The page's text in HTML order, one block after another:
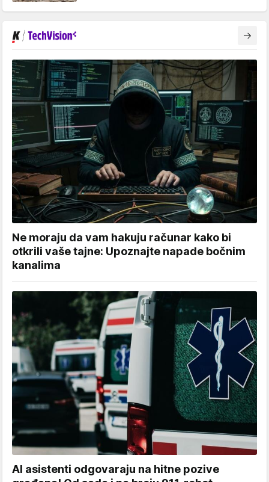
Ne moraju da vam hakuju računar kako bi
otkrili vaše tajne: Upoznajte napade bočnim
kanalima
AI asistenti odgovaraju na hitne pozive